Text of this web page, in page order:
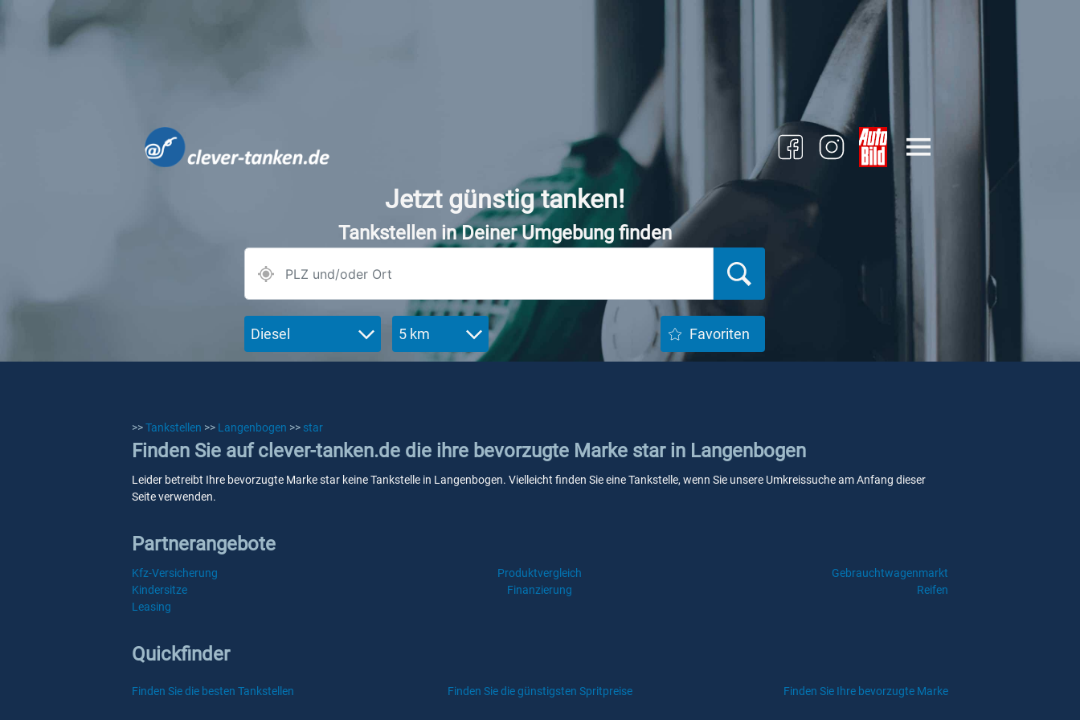
Jetzt günstig tanken!
Tankstellen in Deiner Umgebung finden
Diesel 5 km Favoriten
>>Tankstellen >> Langenbogen >> star
Finden Sie auf clever-tanken.de die ihre bevorzugte Marke star in Langenbogen
Leider betreibt Ihre bevorzugte Marke star keine Tankstelle in Langenbogen. Vielleicht finden Sie eine Tankstelle, wenn Sie unsere Umkreissuche am Anfang dieser
Seite verwenden.
Partnerangebote
Kfz-Versicherung Produktvergleich
Gebrauchtwagenmarkt
Kindersitze
Finanzierung
Reifen
Leasing
Quickfinder
Finden Sie die besten Tankstellen Finden Sie die günstigsten Spritpreise Finden Sie Ihre bevorzugte Marke